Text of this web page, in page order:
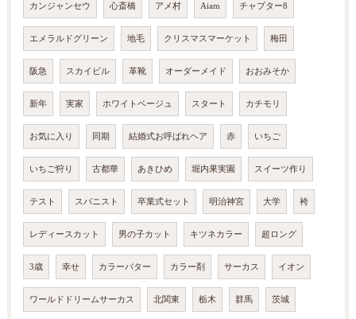
カンジャンセウ 心斎橋 アメ村 Aiam チャプター8
エメラルドグリーン 地毛 クリスマスマーケット 梅田
阪急 スカイビル 革靴 オーダーメイド おおみそか
新年 実家 ホワイトベージュ スタート カチモリ
お気に入り 同期 結婚式お呼ばれヘア 赤 いちご
いちご狩り 古都華 あきひめ 堀内果実園 スイーツ作り
テスト スパニスト 卒業式セット 明治神宮 大学 袴
レディースカット 男の子カット キツネカラー 超ロング
3歳 幸せ カラーバター カラー剤 サーカス イオン
ワールドドリームサーカス 北関東 栃木 群馬 茨城